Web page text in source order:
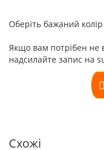
Оберіть бажаний
Якщо вам потрібен не
надсилайте запис на
Схожі